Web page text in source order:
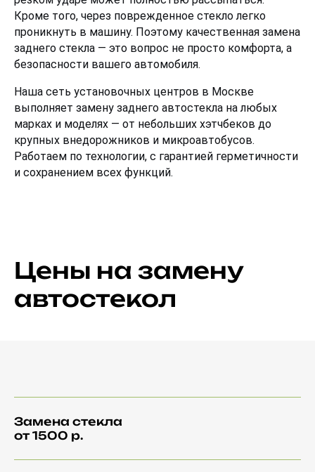
Кроме того, через поврежденное стекло легко
проникнуть в машину. Поэтому качественная замена
заднего стекла — это вопрос не просто комфорта, а
безопасности вашего автомобиля.
Наша сеть установочных центров в Москве
выполняет замену заднего автостекла на любых
марках и моделях — от небольших хэтчбеков до
крупных внедорожников и микроавтобусов.
Работаем по технологии, с гарантией герметичности
и сохранением всех функций.
Цены на замену
автостекол
Замена стекла
от 1500 р.